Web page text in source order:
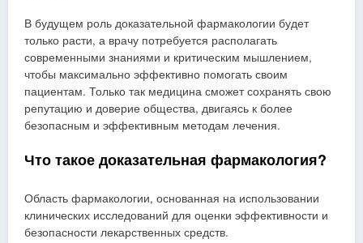
В будущем роль доказательной фармакологии будет
только расти, а врачу потребуется располагать
современными знаниями и критическим мышлением,
чтобы максимально эффективно помогать своим
пациентам. Только так медицина сможет сохранять свою
репутацию и доверие общества, двигаясь к более
безопасным и эффективным методам лечения.
Что такое доказательная фармакология?
Область фармакологии, основанная на использовании
клинических исследований для оценки эффективности и
безопасности лекарственных средств.